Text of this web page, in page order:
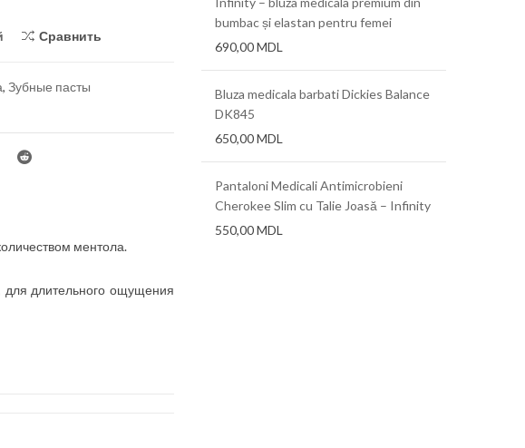
Сравнить
, Зубные пасты
ментола.
длительного ощущения
1 mm
bumbac și elastan pentru femei
690,00MDL
Bluza medicala barbati Dickies Balance
DK845
650,00MDL
Pantaloni Medicali Antimicrobieni
Cherokee Slim cu Talie Joasă – Infinity
550,00MDL